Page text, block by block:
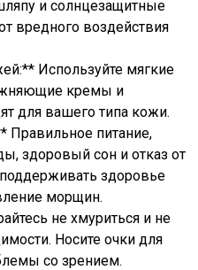
и солнцезащитные
вредного воздействия
Используйте мягкие
кремы и
для вашего типа кожи.
Правильное питание,
здоровый сон и отказ от
здоровье
морщин.
не хмуриться и не
Носите очки для
со зрением.